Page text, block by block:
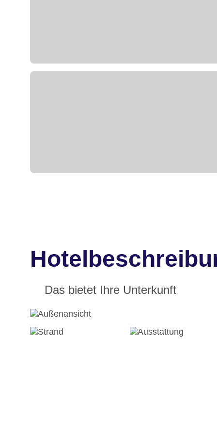
Das bietet Ihre Unterkunft